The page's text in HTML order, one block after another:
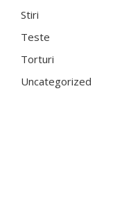
Stiri
Teste
Torturi
Uncategorized